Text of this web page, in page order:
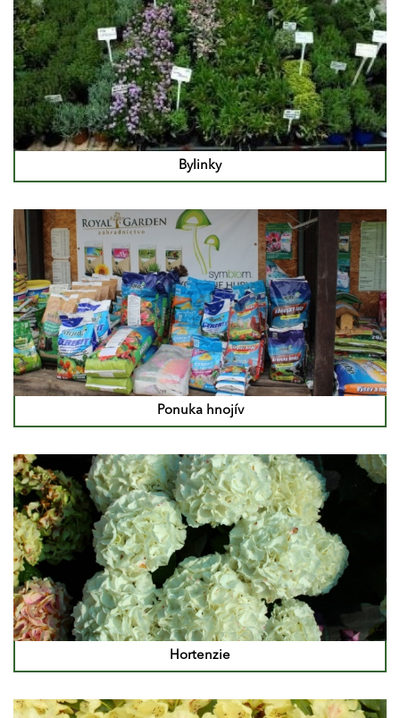
Bylinky
Ponuka hnojív
Hortenzie